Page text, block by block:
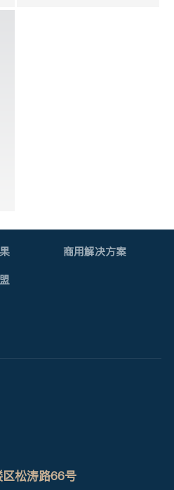
商用解决方案
松涛路66号